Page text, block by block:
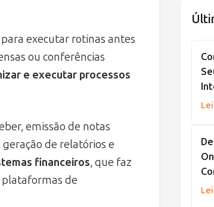
executar rotinas antes
ou conferências
e executar processos
emissão de notas
de relatórios e
financeiros, que faz
plataformas de